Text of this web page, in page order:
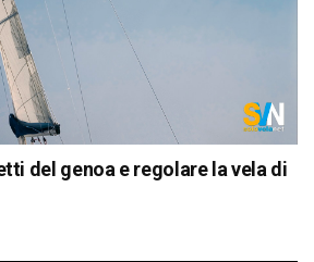
del genoa e regolare la vela di